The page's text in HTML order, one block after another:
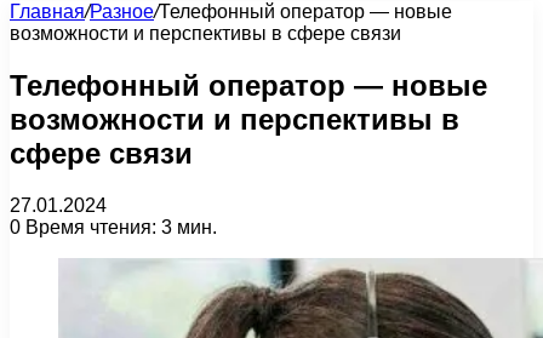
Главная/Разное/Телефонный оператор — новые
возможности и перспективы в сфере связи
Телефонный оператор — новые
возможности и перспективы в
сфере связи
27.01.2024
0 Время чтения: 3 мин.